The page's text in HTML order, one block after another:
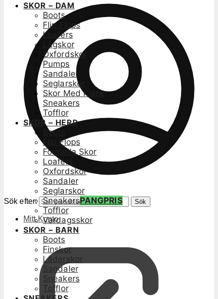
Sök efter: Sök
Mitt Konto
SKOR – DAM
Boots
Flip Flops
Loafers
Lågskor
Oxfordskor
Pumps
Sandaler
Seglarskor
Skor Med Klack
Sneakers
Tofflor
SKOR – HERR
Boots
Flip Flops
Formella Skor
Loafers
Oxfordskor
Sandaler
Seglarskor
SneakersPANGPRIS
Tofflor
Vardagsskor
SKOR – BARN
Boots
Finskor
Läderskor
Sandaler
Sneakers
Tofflor